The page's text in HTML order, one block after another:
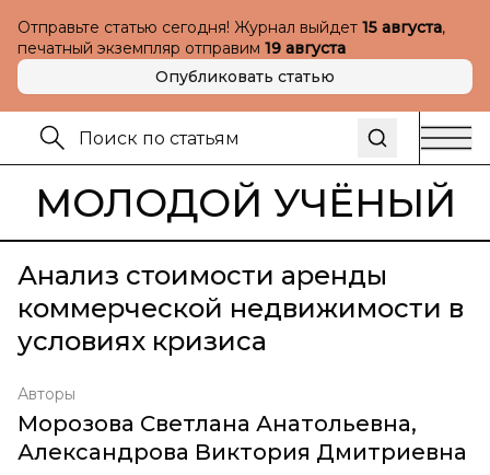
Отправьте статью сегодня! Журнал выйдет 15 августа,
печатный экземпляр отправим 19 августа
Опубликовать статью
МОЛОДОЙ УЧЁНЫЙ
Анализ стоимости аренды
коммерческой недвижимости в
условиях кризиса
Авторы
Морозова Светлана Анатольевна,
Александрова Виктория Дмитриевна